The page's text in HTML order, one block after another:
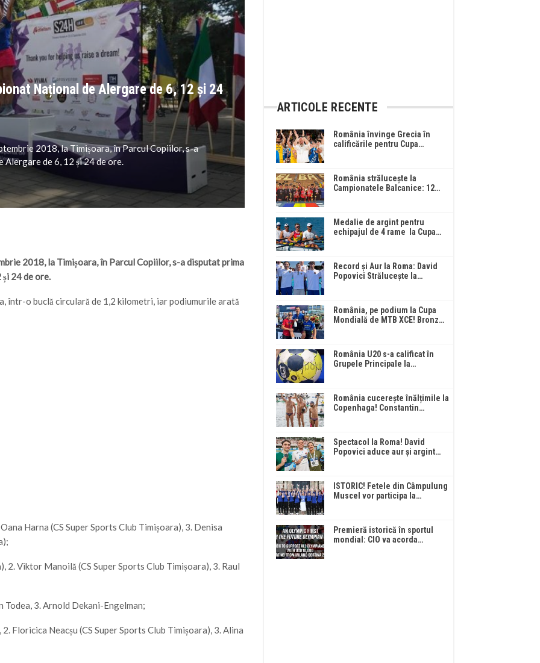
Național de Alergare de 6, 12 și 24
2018, la Timișoara, în Parcul Copiilor, s-a
Alergare de 6, 12 și 24 de ore.
2018, la Timișoara, în Parcul Copiilor, s-a disputat prima
24 de ore.
într-o buclă circulară de 1,2 kilometri, iar podiumurile arată
Harna (CS Super Sports Club Timișoara), 3. Denisa
2. Viktor Manoilă (CS Super Sports Club Timișoara), 3. Raul
Todea, 3. Arnold Dekani-Engelman;
Floricica Neacșu (CS Super Sports Club Timișoara), 3. Alina
ARTICOLE RECENTE
România învinge Grecia în
calificările pentru Cupa…
România strălucește la
Campionatele Balcanice: 12…
Medalie de argint pentru
echipajul de 4 rame la Cupa…
Record și Aur la Roma: David
Popovici Strălucește la…
România, pe podium la Cupa
Mondială de MTB XCE! Bronz…
România U20 s-a calificat în
Grupele Principale la…
România cucerește înălțimile la
Copenhaga! Constantin…
Spectacol la Roma! David
Popovici aduce aur și argint…
ISTORIC! Fetele din Câmpulung
Muscel vor participa la…
Premieră istorică în sportul
mondial: CIO va acorda…